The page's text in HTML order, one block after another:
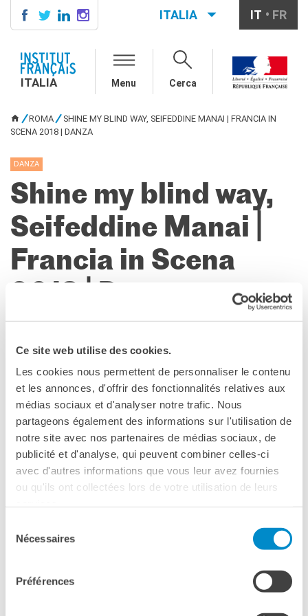
Ce site web utilise des cookies.
Les cookies nous permettent de personnaliser le contenu
et les annonces, d'offrir des fonctionnalités relatives aux
médias sociaux et d'analyser notre trafic. Nous
partageons également des informations sur l'utilisation de
notre site avec nos partenaires de médias sociaux, de
publicité et d'analyse, qui peuvent combiner celles-ci
avec d'autres informations que vous leur avez fournies
ou qu'ils ont collectées lors de votre utilisation de leurs
Nécessaires
Préférences
SCUOLA & UNIVERSITÀ
Cooperazione
IL PALAZZO FARNESE
CHI SIAMO
Contatti
Lavora con noi
CERCA
ITALIA IT FR
ITALIA Menu Cerca
TU SEI QUI
ROMA
SHINE MY BLIND WAY, SEIFEDDINE MANAI | FRANCIA IN
SCENA 2018 | DANZA
DANZA
Shine my blind way,
Seifeddine Manai |
Francia in Scena
organizzato nell'ambito di:La Francia in Scena 2018 / Danza
27 settembre 2018, 21:00